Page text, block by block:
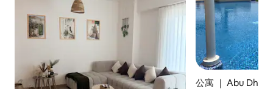
公寓 ｜ Abu Dhabi